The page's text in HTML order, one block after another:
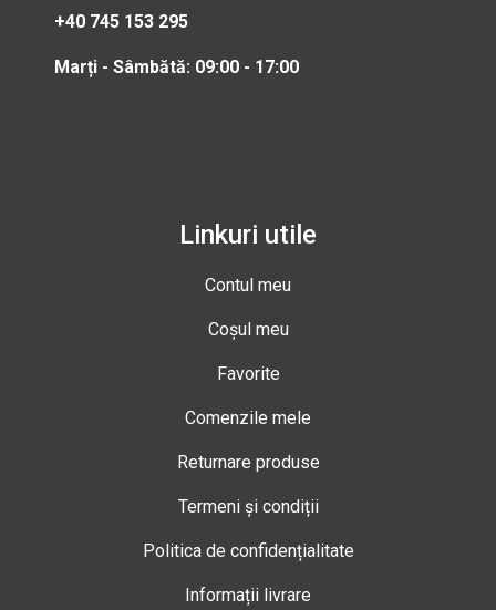
+40 745 153 295
Marți - Sâmbătă: 09:00 - 17:00
Linkuri utile
Contul meu
Coșul meu
Favorite
Comenzile mele
Returnare produse
Termeni și condiții
Politica de confidențialitate
Informații livrare